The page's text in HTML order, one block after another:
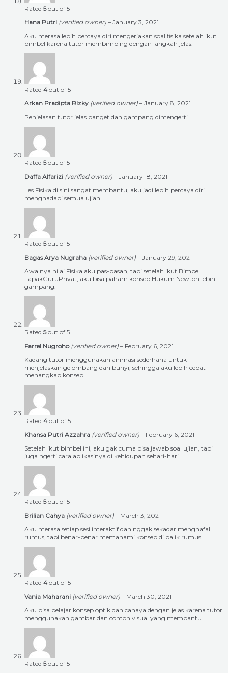
Rated 5out of 5
Hana Putri (verified owner) – January 3, 2021
Aku merasa lebih percaya diri mengerjakan soal fisika setelah ikut
bimbel karena tutor membimbing dengan langkah jelas.
Rated 4 out of 5
Arkan Pradipta Rizky (verified owner) – January 8, 2021
Penjelasan tutor jelas banget dan gampang dimengerti.
Rated 5out of 5
Daffa Alfarizi (verified owner) – January 18, 2021
Les Fisika di sini sangat membantu, aku jadi lebih percaya diri
menghadapi semua ujian.
Rated 5out of 5
Bagas Arya Nugraha (verified owner) – January 29, 2021
Awalnya nilai Fisika aku pas-pasan, tapi setelah ikut Bimbel
LapakGuruPrivat, aku bisa paham konsep Hukum Newton lebih
gampang.
Rated 5out of 5
Farrel Nugroho (verified owner) – February 6, 2021
Kadang tutor menggunakan animasi sederhana untuk
menjelaskan gelombang dan bunyi, sehingga aku lebih cepat
menangkap konsep.
Rated 4 out of 5
Khansa Putri Azzahra (verified owner) – February 6, 2021
Setelah ikut bimbel ini, aku gak cuma bisa jawab soal ujian, tapi
juga ngerti cara aplikasinya di kehidupan sehari-hari.
Rated 5out of 5
Brilian Cahya (verified owner) – March 3, 2021
Aku merasa setiap sesi interaktif dan nggak sekadar menghafal
rumus, tapi benar-benar memahami konsep di balik rumus.
Rated 4 out of 5
Vania Maharani (verified owner) – March 30, 2021
Aku bisa belajar konsep optik dan cahaya dengan jelas karena tutor
menggunakan gambar dan contoh visual yang membantu.
Rated 5out of 5